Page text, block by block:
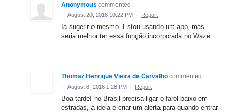
Anonymous commented
· August 20, 2016 10:22 PM · Report
Ia sugerir o mesmo. Estou usando um app, mas
seria melhor ter essa função incorporada no Waze.
Thomaz Henrique Vieira de Carvalho commented
· August 8, 2016 1:28 PM · Report
Boa tarde! no Brasil precisa ligar o farol baixo em
estradas, a ideia é criar um alerta para quando entrar